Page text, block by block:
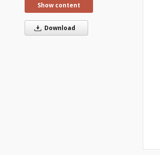
Show content
Download